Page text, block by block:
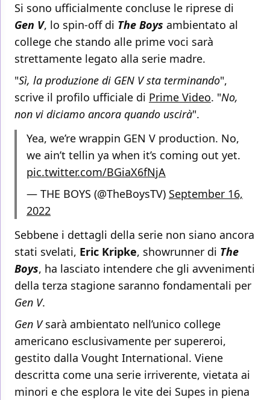
Si sono ufficialmente concluse le riprese di
Gen V, lo spin-off di The Boys ambientato al
college che stando alle prime voci sarà
strettamente legato alla serie madre.
"Sì, la produzione di GEN V sta terminando",
scrive il profilo ufficiale di Prime Video. "No,
non vi diciamo ancora quando uscirà".
Yea, we’re wrappin GEN V production. No,
we ain’t tellin ya when it’s coming out yet.
pic.twitter.com/BGiaX6fNjA
— THE BOYS (@TheBoysTV) September 16,
2022
Sebbene i dettagli della serie non siano ancora
stati svelati, Eric Kripke, showrunner di The
Boys, ha lasciato intendere che gli avvenimenti
della terza stagione saranno fondamentali per
Gen V.
Gen Vsarà ambientato nell’unico college
americano esclusivamente per supereroi,
gestito dalla Vought International. Viene
descritta come una serie irriverente, vietata ai
minori e che esplora le vite dei Supes in piena